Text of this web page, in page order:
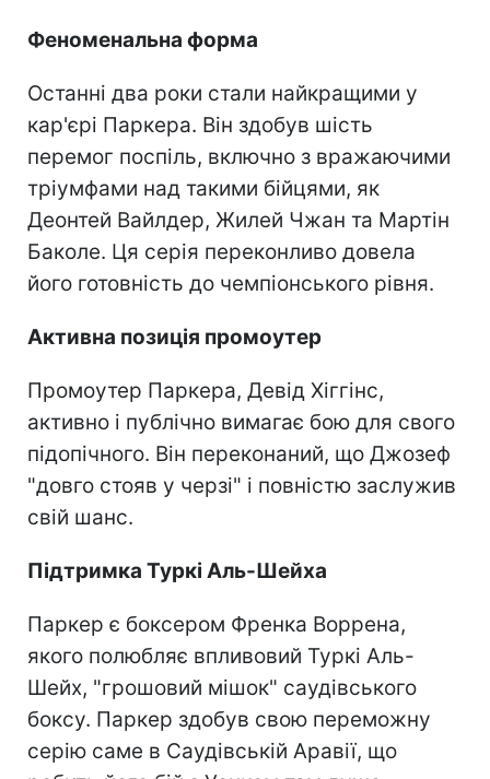
Феноменальна форма
Останні два роки стали найкращими у
кар'єрі Паркера. Він здобув шість
перемог поспіль, включно з вражаючими
тріумфами над такими бійцями, як
Деонтей Вайлдер, Жилей Чжан та Мартін
Баколе. Ця серія переконливо довела
його готовність до чемпіонського рівня.
Активна позиція промоутер
Промоутер Паркера, Девід Хіггінс,
активно і публічно вимагає бою для свого
підопічного. Він переконаний, що Джозеф
"довго стояв у черзі" і повністю заслужив
свій шанс.
Підтримка Туркі Аль-Шейха
Паркер є боксером Френка Воррена,
якого полюбляє впливовий Туркі Аль-
Шейх, "грошовий мішок" саудівського
боксу. Паркер здобув свою переможну
серію саме в Саудівській Аравії, що